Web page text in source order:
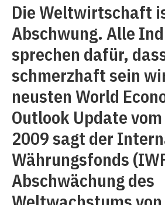
Die Weltwirtschaft
Abschwung. Alle
sprechen dafür,
schmerzhaft sein
neusten World
Outlook Update
2009 sagt der
Währungsfonds
Abschwächung des